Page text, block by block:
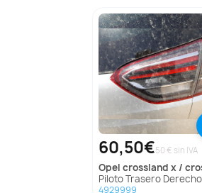
60,50€50 € sin IVA
opel crossland x / crossland (p17,
Piloto Trasero Derecho Interior para Opel Crossland X / Crossland
4929999